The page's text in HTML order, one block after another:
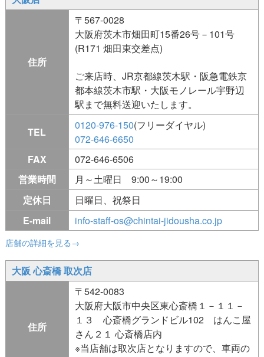
住所
〒567-0028
大阪府茨木市畑田町15番26号－101号
(R171 畑田東交差点)
ご来店時、JR京都線茨木駅・阪急電鉄京
都本線茨木市駅・大阪モノレール宇野辺
駅まで無料送迎いたします。
TEL
0120-976-150(フリーダイヤル)
072-646-6650
FAX
072-646-6506
営業時間
月～土曜日 9:00～19:00
定休日
日曜日、祝祭日
E-mail
info-staff-os@chintai-jidousha.co.jp
店舗の詳細を見る→
大阪 心斎橋 取次店
住所
〒542-0083
大阪府大阪市中央区東心斎橋１－１１－
１３ 心斎橋グランドビル102 はんこ屋
さん２１ 心斎橋店内
※当店舗は取次店となりますので、車両の